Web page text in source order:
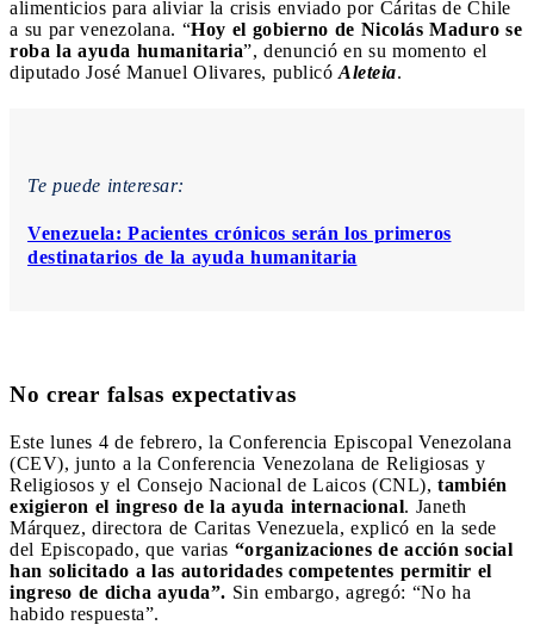
alimenticios para aliviar la crisis enviado por Cáritas de Chile
a su par venezolana. “Hoy el gobierno de Nicolás Maduro se
roba la ayuda humanitaria”, denunció en su momento el
diputado José Manuel Olivares, publicó Aleteia.
Te puede interesar:
Venezuela: Pacientes crónicos serán los primeros
destinatarios de la ayuda humanitaria
No crear falsas expectativas
Este lunes 4 de febrero, la Conferencia Episcopal Venezolana
(CEV), junto a la Conferencia Venezolana de Religiosas y
Religiosos y el Consejo Nacional de Laicos (CNL), también
exigieron el ingreso de la ayuda internacional. Janeth
Márquez, directora de Caritas Venezuela, explicó en la sede
del Episcopado, que varias “organizaciones de acción social
han solicitado a las autoridades competentes permitir el
ingreso de dicha ayuda”. Sin embargo, agregó: “No ha
habido respuesta”.